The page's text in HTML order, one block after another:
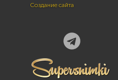
Создание сайта